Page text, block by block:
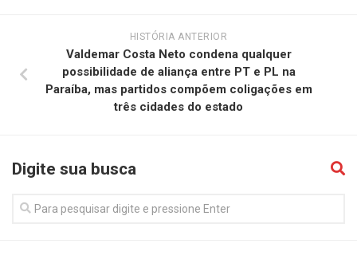
HISTÓRIA ANTERIOR
Valdemar Costa Neto condena qualquer
possibilidade de aliança entre PT e PL na
Paraíba, mas partidos compõem coligações em
três cidades do estado
Digite sua busca